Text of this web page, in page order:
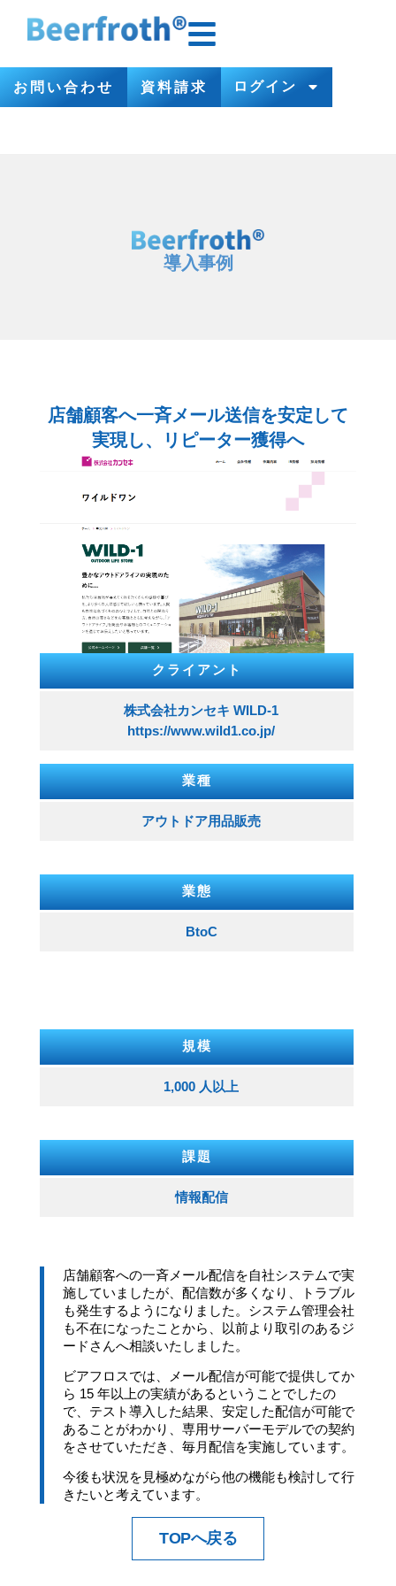
お問い合わせ 資料請求 ログイン
導入事例
店舗顧客へ一斉メール送信を安定して
実現し、リピーター獲得へ
クライアント
株式会社カンセキ WILD-1
https://www.wild1.co.jp/
業種
アウトドア用品販売
業態
BtoC
規模
1,000 人以上
課題
情報配信
店舗顧客への一斉メール配信を自社システムで実
施していましたが、配信数が多くなり、トラブル
も発生するようになりました。システム管理会社
も不在になったことから、以前より取引のあるジ
ードさんへ相談いたしました。
ビアフロスでは、メール配信が可能で提供してか
ら 15 年以上の実績があるということでしたの
で、テスト導入した結果、安定した配信が可能で
あることがわかり、専用サーバーモデルでの契約
をさせていただき、毎月配信を実施しています。
今後も状況を見極めながら他の機能も検討して行
きたいと考えています。
TOPへ戻る